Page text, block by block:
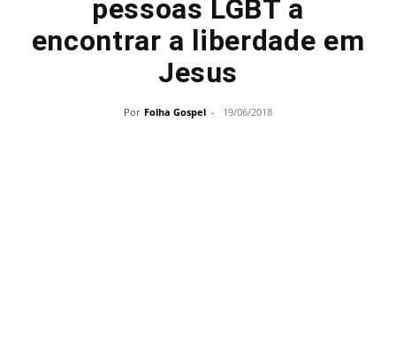
pessoas LGBT a
encontrar a liberdade em
Jesus
Por Folha Gospel - 19/06/2018